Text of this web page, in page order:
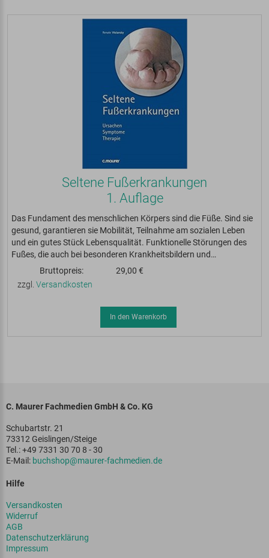
Seltene Fußerkrankungen
1. Auflage
Das Fundament des menschlichen Körpers sind die Füße. Sind sie
gesund, garantieren sie Mobilität, Teilnahme am sozialen Leben
und ein gutes Stück Lebensqualität. Funktionelle Störungen des
Fußes, die auch bei besonderen Krankheitsbildern und…
Bruttopreis:
29,00 €
zzgl. Versandkosten
In den Warenkorb
C. Maurer Fachmedien GmbH & Co. KG
Schubartstr. 21
73312 Geislingen/Steige
Tel.: +49 7331 30 70 8 - 30
E-Mail: buchshop@maurer-fachmedien.de
Hilfe
Versandkosten
Widerruf
AGB
Datenschutzerklärung
Impressum